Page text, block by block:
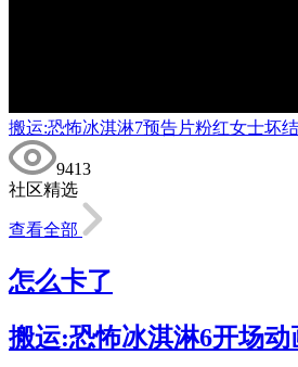
搬运:恐怖冰淇淋7预告片粉红女士坏
9413
社区精选
查看全部
怎么卡了
搬运:恐怖冰淇淋6开场